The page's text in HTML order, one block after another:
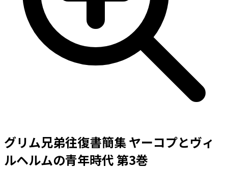
グリム兄弟往復書簡集 ヤーコプとヴィ
ルヘルムの青年時代 第3巻